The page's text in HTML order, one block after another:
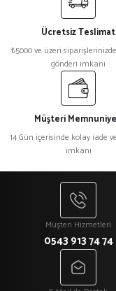
Ücretsiz Teslimat
₺5000 ve üzeri
gönderi imkanı
Müşteri
14 Gün içerisinde kolay iade
imkanı
Müşteri Hizmetleri
0543 913 74 74